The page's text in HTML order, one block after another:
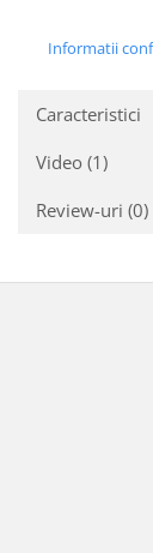
Informatii
Caracteristici
Video (1)
Review-uri (0)